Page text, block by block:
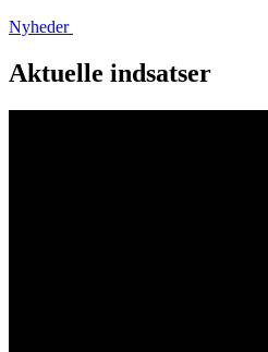
Nyheder
Aktuelle indsatser